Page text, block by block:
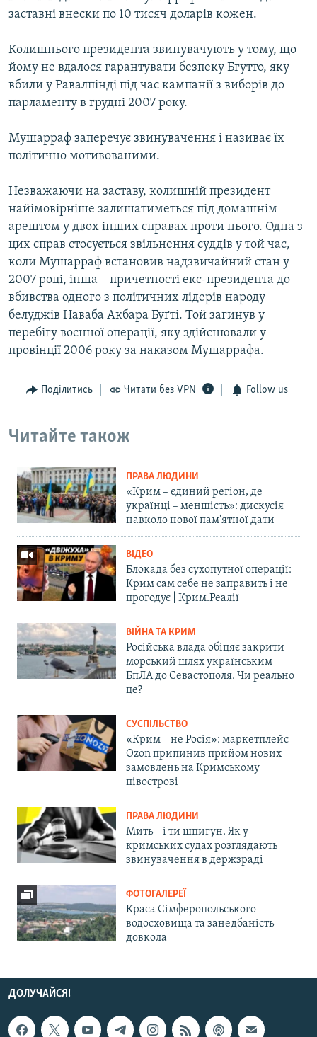
заставні внески по 10 тисяч доларів кожен.
Колишнього президента звинувачують у тому, що
йому не вдалося гарантувати безпеку Бгутто, яку
вбили у Равалпінді під час кампанії з виборів до
парламенту в грудні 2007 року.
Мушарраф заперечує звинувачення і називає їх
політично мотивованими.
Незважаючи на заставу, колишній президент
найімовірніше залишатиметься під домашнім
арештом у двох інших справах проти нього. Одна з
цих справ стосується звільнення суддів у той час,
коли Мушарраф встановив надзвичайний стан у
2007 році, інша – причетності екс-президента до
вбивства одного з політичних лідерів народу
белуджів Наваба Акбара Буґті. Той загинув у
перебігу воєнної операції, яку здійснювали у
провінції 2006 року за наказом Мушаррафа.
Поділитись Читати без VPN Follow us
Читайте також
ПРАВА ЛЮДИНИ
«Крим – єдиний регіон, де
українці – меншість»: дискусія
навколо нової пам'ятної дати
ВІДЕО
Блокада без сухопутної операції:
Крим сам себе не заправить і не
прогодує | Крим.Реалії
ВІЙНА ТА КРИМ
Російська влада обіцяє закрити
морський шлях українським
БпЛА до Севастополя. Чи реально
це?
СУСПІЛЬСТВО
«Крим – не Росія»: маркетплейс
Ozon припинив прийом нових
замовлень на Кримському
півострові
ПРАВА ЛЮДИНИ
Мить – і ти шпигун. Як у
кримських судах розглядають
звинувачення в держзраді
ФОТОГАЛЕРЕЇ
Краса Сімферопольського
водосховища та занедбаність
довкола
ДОЛУЧАЙСЯ!